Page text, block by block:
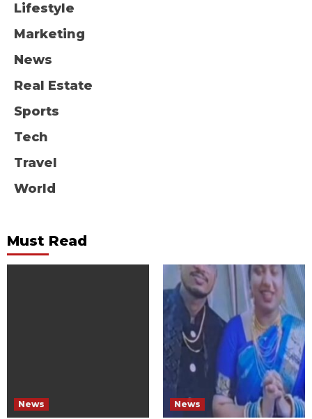
Lifestyle
Marketing
News
Real Estate
Sports
Tech
Travel
World
Must Read
News News